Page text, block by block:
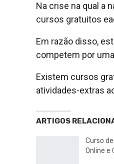
Na crise na qual a
cursos gratuitos
Em razão disso,
competem por
Existem cursos
atividades-extras
ARTIGOS
Curso
Online e